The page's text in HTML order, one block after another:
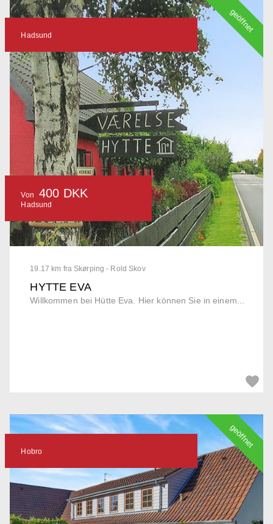
19.17 km fra Skørping - Rold Skov
HYTTE EVA
Willkommen bei Hütte Eva. Hier können Sie in einem...
Hadsund
Von 400 DKK
Hadsund
geöffnet
Hobro
geöffnet